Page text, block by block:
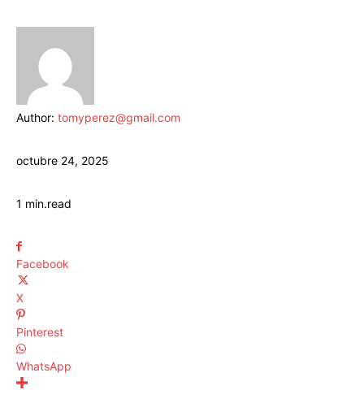
Author: tomyperez@gmail.com
octubre 24, 2025
1 min.read
Facebook
X
Pinterest
WhatsApp